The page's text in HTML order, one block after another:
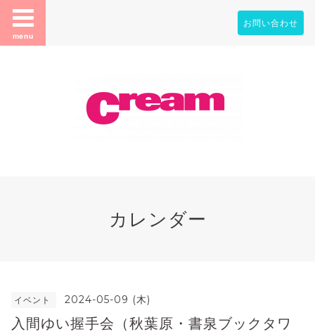
menu
お問い合わせ
カレンダー
イベント 2024-05-09 (木)
入間ゆい握手会（秋葉原・書泉ブックタワ